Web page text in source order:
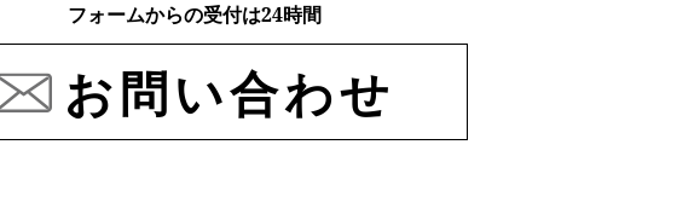
フォームからの受付は24時間
お問い合わせ